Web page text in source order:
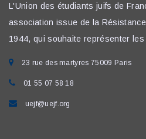
L'Union des étudiants juifs de
association issue de la
1944, qui souhaite représenter
23 rue des martyres 75009 Paris
01 55 07 58 18
uejf@uejf.org